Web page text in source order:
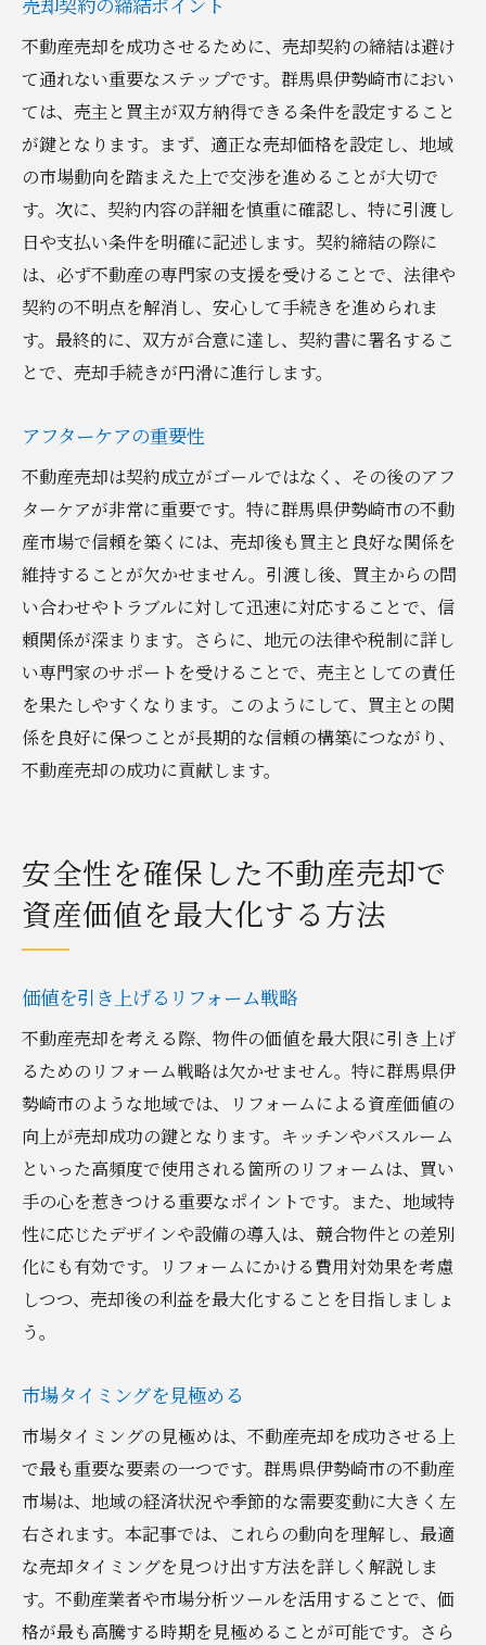
不動産売却を成功させるために、売却契約の締結は避け
て通れない重要なステップです。群馬県伊勢崎市におい
ては、売主と買主が双方納得できる条件を設定すること
が鍵となります。まず、適正な売却価格を設定し、地域
の市場動向を踏まえた上で交渉を進めることが大切で
す。次に、契約内容の詳細を慎重に確認し、特に引渡し
日や支払い条件を明確に記述します。契約締結の際に
は、必ず不動産の専門家の支援を受けることで、法律や
契約の不明点を解消し、安心して手続きを進められま
す。最終的に、双方が合意に達し、契約書に署名するこ
とで、売却手続きが円滑に進行します。
アフターケアの重要性
不動産売却は契約成立がゴールではなく、その後のアフ
ターケアが非常に重要です。特に群馬県伊勢崎市の不動
産市場で信頼を築くには、売却後も買主と良好な関係を
維持することが欠かせません。引渡し後、買主からの問
い合わせやトラブルに対して迅速に対応することで、信
頼関係が深まります。さらに、地元の法律や税制に詳し
い専門家のサポートを受けることで、売主としての責任
を果たしやすくなります。このようにして、買主との関
係を良好に保つことが長期的な信頼の構築につながり、
不動産売却の成功に貢献します。
安全性を確保した不動産売却で
資産価値を最大化する方法
価値を引き上げるリフォーム戦略
不動産売却を考える際、物件の価値を最大限に引き上げ
るためのリフォーム戦略は欠かせません。特に群馬県伊
勢崎市のような地域では、リフォームによる資産価値の
向上が売却成功の鍵となります。キッチンやバスルーム
といった高頻度で使用される箇所のリフォームは、買い
手の心を惹きつける重要なポイントです。また、地域特
性に応じたデザインや設備の導入は、競合物件との差別
化にも有効です。リフォームにかける費用対効果を考慮
しつつ、売却後の利益を最大化することを目指しましょ
う。
市場タイミングを見極める
市場タイミングの見極めは、不動産売却を成功させる上
で最も重要な要素の一つです。群馬県伊勢崎市の不動産
市場は、地域の経済状況や季節的な需要変動に大きく左
右されます。本記事では、これらの動向を理解し、最適
な売却タイミングを見つけ出す方法を詳しく解説しま
す。不動産業者や市場分析ツールを活用することで、価
格が最も高騰する時期を見極めることが可能です。さら